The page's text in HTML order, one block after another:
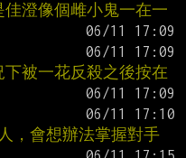
澄像個雌小鬼一在一
被一花反殺之後按在
，會想辦法掌握對手